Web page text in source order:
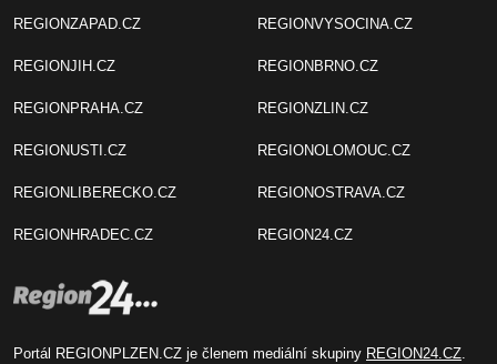
REGIONZAPAD.CZ
REGIONJIH.CZ
REGIONPRAHA.CZ
REGIONUSTI.CZ
REGIONLIBERECKO.CZ
REGIONHRADEC.CZ
REGIONVYSOCINA.CZ
REGIONBRNO.CZ
REGIONZLIN.CZ
REGIONOLOMOUC.CZ
REGIONOSTRAVA.CZ
REGION24.CZ
Portál REGIONPLZEN.CZ je členem mediální skupiny REGION24.CZ.